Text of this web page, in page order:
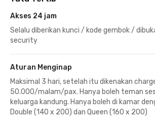
Akses 24 jam
Selalu diberikan kunci / kode gembok /
security
Aturan Menginap
Maksimal 3 hari, setelah itu dikenakan
50.000/malam/pax. Hanya boleh teman
keluarga kandung. Hanya boleh di kamar
Double (140 x 200) dan Queen (160 x 200)